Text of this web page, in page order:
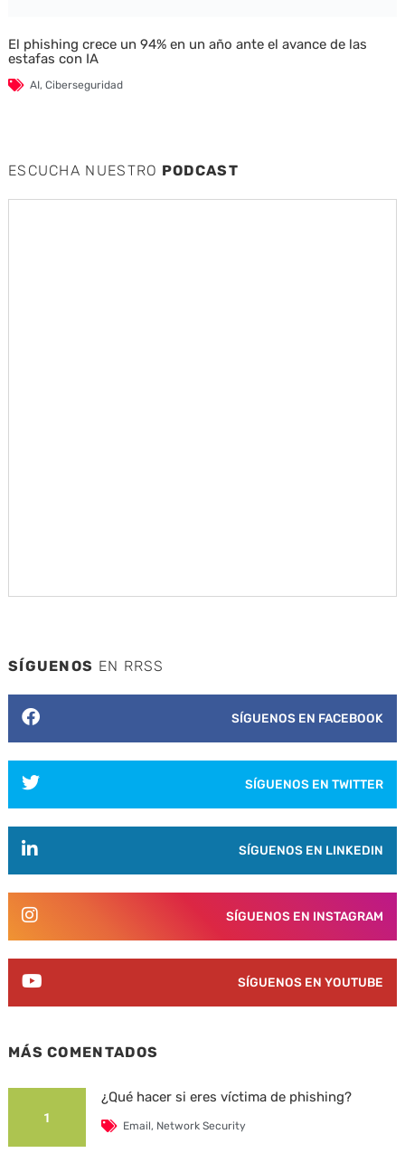
El phishing crece un 94% en un año ante el avance de las
estafas con IA
AI, Ciberseguridad
ESCUCHA NUESTRO PODCAST
SÍGUENOS EN RRSS
SÍGUENOS EN FACEBOOK
SÍGUENOS EN TWITTER
SÍGUENOS EN LINKEDIN
SÍGUENOS EN INSTAGRAM
SÍGUENOS EN YOUTUBE
MÁS COMENTADOS
1
¿Qué hacer si eres víctima de phishing?
Email, Network Security